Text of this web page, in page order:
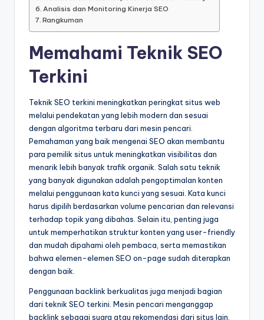
Analisis dan Monitoring Kinerja SEO
Rangkuman
Memahami Teknik SEO
Terkini
Teknik SEO terkini meningkatkan peringkat situs web
melalui pendekatan yang lebih modern dan sesuai
dengan algoritma terbaru dari mesin pencari.
Pemahaman yang baik mengenai SEO akan membantu
para pemilik situs untuk meningkatkan visibilitas dan
menarik lebih banyak trafik organik. Salah satu teknik
yang banyak digunakan adalah pengoptimalan konten
melalui penggunaan kata kunci yang sesuai. Kata kunci
harus dipilih berdasarkan volume pencarian dan relevansi
terhadap topik yang dibahas. Selain itu, penting juga
untuk memperhatikan struktur konten yang user-friendly
dan mudah dipahami oleh pembaca, serta memastikan
bahwa elemen-elemen SEO on-page sudah diterapkan
dengan baik.
Penggunaan backlink berkualitas juga menjadi bagian
dari teknik SEO terkini. Mesin pencari menganggap
backlink sebagai suara atau rekomendasi dari situs lain,